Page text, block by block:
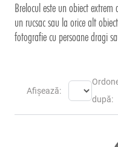
Brelocul este un obiect
un rucsac sau la orice alt
fotografie cu persoane dragi
Afișează:
după: